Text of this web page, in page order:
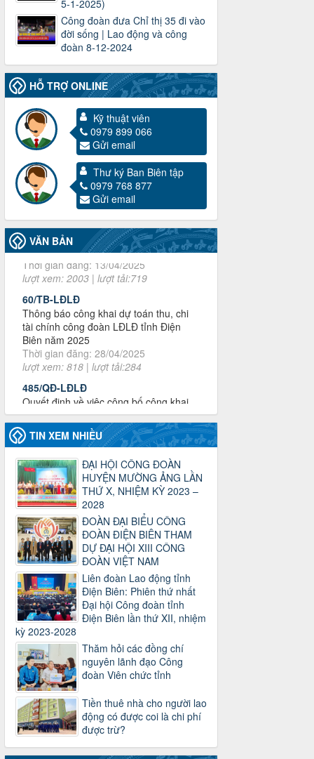
5-1-2025)
Công đoàn đưa Chỉ thị 35 đi vào
đời sống | Lao động và công
đoàn 8-12-2024
HỖ TRỢ ONLINE
Kỹ thuật viên
0979 899 066
Gửi email
Thư ký Ban Biên tập
0979 768 877
Gửi email
VĂN BẢN
3716/TLD-TC
Công văn hướng dẫn công tác quả lý tài
chính, tài sản công đoàn khi đơn vị sát
nhập, chấm dứt hoạt động
Thời gian đăng: 13/04/2025
lượt xem: 2003 | lượt tải:719
60/TB-LĐLĐ
Thông báo công khai dự toán thu, chi
tài chính công đoàn LĐLĐ tỉnh Điện
Biên năm 2025
Thời gian đăng: 28/04/2025
lượt xem: 818 | lượt tải:284
485/QĐ-LĐLĐ
Quyết định về việc công bố công khai
quyết toán ngân sách nhà nước năm
2024
Thời gian đăng: 29/04/2025
lượt xem: 915 | lượt tải:254
2930/TLĐ-TC
Công văn số 2930/TLĐ-TC, ngày
31/12/2024 của Tổng LĐLĐ Việt Nam
về việc quy định tỷ lệ phân phối tự động
KPCĐ 2% qua tài khoản Công đoàn
Việt Nam về các cấp Công đoàn năm
2025
Thời gian đăng: 06/01/2025
lượt xem: 1067 | lượt tải:437
47-TTCĐ/BTGTU
Thông tin chuyên đề: Một số nôi dung
về sắp xếp tổ chức bộ máy của hệ
thống chính trị tinh gọn, hoạt động hiệu
lực, hiệu quả
Thời gian đăng: 25/12/2024
lượt xem: 1223 | lượt tải:339
37/HD-TLĐ
Hướng dẫn Công đoàn với việc tổ chức
và hoạt động của Ban Thanh tra Nhân
dân
Thời gian đăng: 27/12/2024
lượt xem: 4946 | lượt tải:1351
35/HD-TLĐ
Hướng dẫn thực hiện một số nội dung
TIN XEM NHIỀU
ĐẠI HỘI CÔNG ĐOÀN
HUYỆN MƯỜNG ẢNG LẦN
THỨ X, NHIỆM KỲ 2023 –
2028
ĐOÀN ĐẠI BIỂU CÔNG
ĐOÀN ĐIỆN BIÊN THAM
DỰ ĐẠI HỘI XIII CÔNG
ĐOÀN VIỆT NAM
Liên đoàn Lao động tỉnh
Điện Biên: Phiên thứ nhất
Đại hội Công đoàn tỉnh
Điện Biên lần thứ XII, nhiệm
kỳ 2023-2028
Thăm hỏi các đồng chí
nguyên lãnh đạo Công
đoàn Viên chức tỉnh
Tiền thuê nhà cho người lao
động có được coi là chi phí
được trừ?